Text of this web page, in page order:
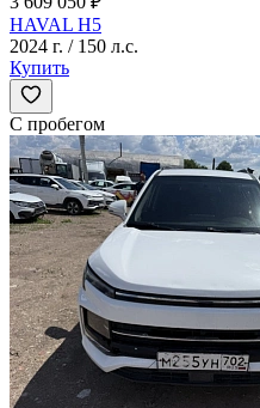
HAVAL H5
2024 г. / 150 л.с.
Купить
С пробегом